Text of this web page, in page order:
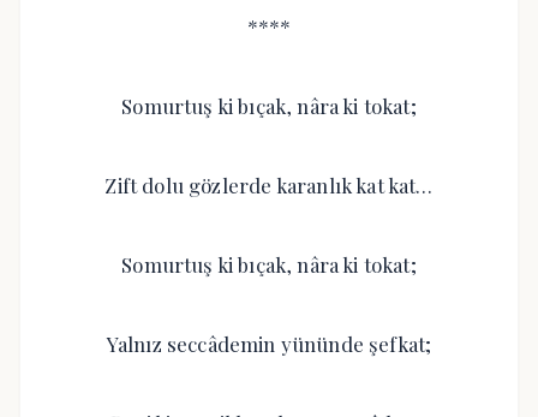
****
Somurtuş ki bıçak, nâra ki tokat;
Zift dolu gözlerde karanlık kat kat…
Somurtuş ki bıçak, nâra ki tokat;
Yalnız seccâdemin yününde şefkat;